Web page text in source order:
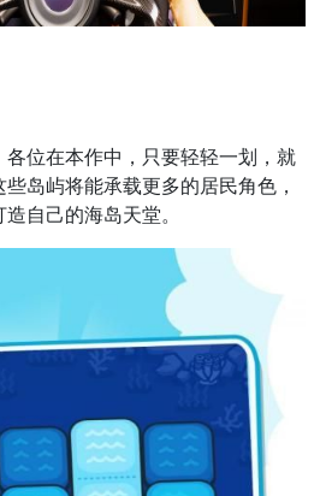
位在本作中，只要轻轻一划，就
岛屿将能承载更多的居民角色，
自己的海岛天堂。